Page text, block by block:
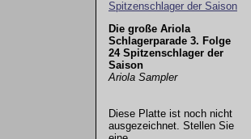
Die große Ariola
Schlagerparade 3. Folge
24 Spitzenschlager der
Saison
Ariola Sampler
Diese Platte ist noch nicht
ausgezeichnet. Stellen Sie